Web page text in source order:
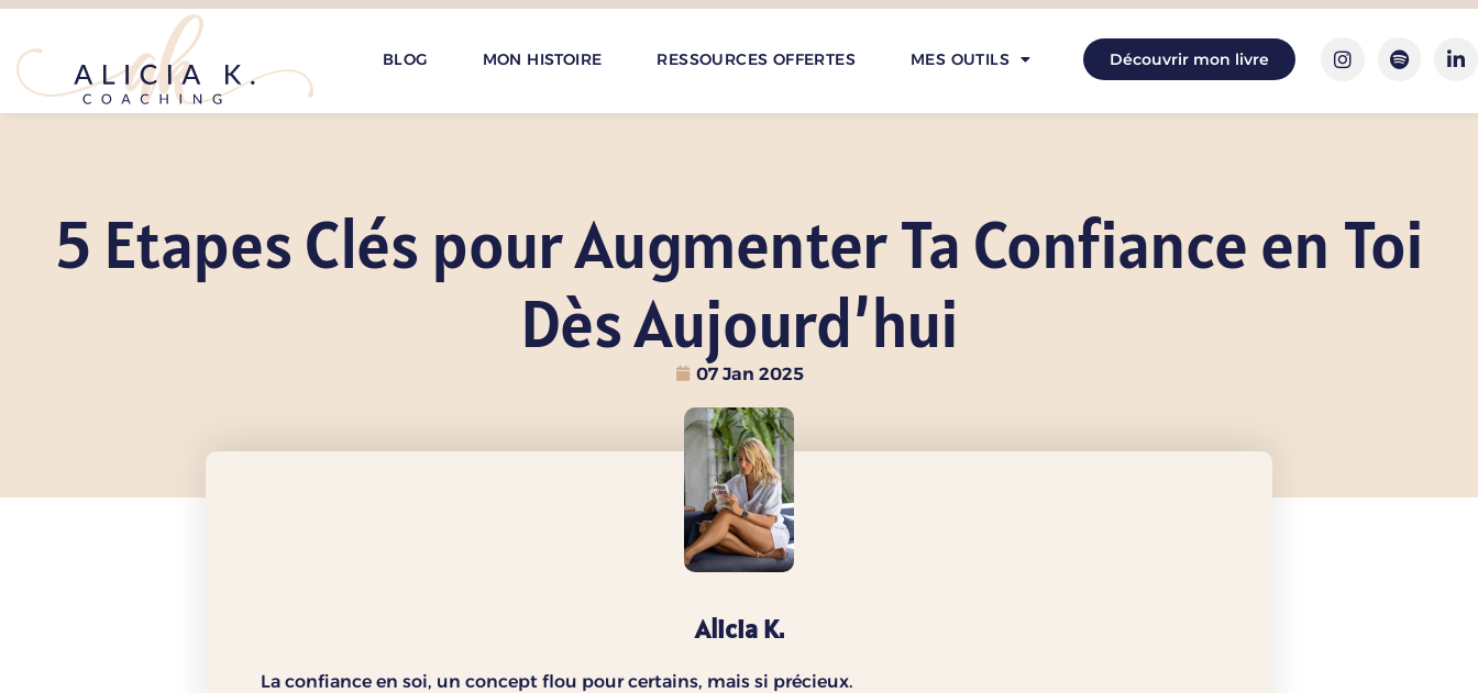
BLOG MON HISTOIRE RESSOURCES OFFERTES MES OUTILS Découvrir mon livre
5 Etapes Clés pour Augmenter Ta Confiance en Toi
Dès Aujourd’hui
07 Jan 2025
Alicia K.
La confiance en soi, un concept flou pour certains, mais si précieux.